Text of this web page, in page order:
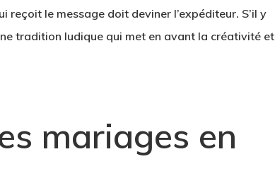
reçoit le message doit deviner l’expéditeur. S’il y
tradition ludique qui met en avant la créativité et
mariages en